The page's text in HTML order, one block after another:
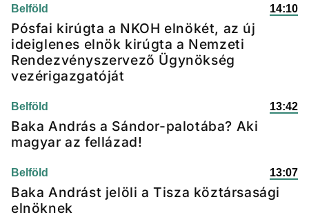
Belföld 14:10
Pósfai kirúgta a NKOH elnökét, az új
ideiglenes elnök kirúgta a Nemzeti
Rendezvényszervező Ügynökség
vezérigazgatóját
Belföld 13:42
Baka András a Sándor-palotába? Aki
magyar az fellázad!
Belföld 13:07
Baka Andrást jelöli a Tisza köztársasági
elnöknek